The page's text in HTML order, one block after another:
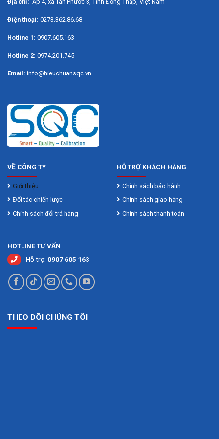
Đèn LED: Chiếu sáng bề mặt làm việc
Điện thế pin 12V
Lực đập (J) 1.1
Khả năng khoan bê tông (mm) 13
Khả năng khoan sắt (mm) 10
Khả năng khoan gỗ (mm) 13
Tốc độ đập (l/p) 0-6,575
Đánh giá bài viết
Địa chỉ: Ấp 4, xã Tân Phước 3, Tỉnh Đồng Tháp, Việt Nam
Điện thoại: 0273.362.86.68
Hotline 1: 0907.605.163
Hotline 2: 0974.201.745
Email: info@hieuchuansqc.vn
VỀ CÔNG TY
Giới thiệu
Đối tác chiến lược
Chính sách đổi trả hàng
HỖ TRỢ KHÁCH HÀNG
Chính sách bảo hành
Chính sách giao hàng
Chính sách thanh toán
HOTLINE TƯ VẤN
Hỗ trợ: 0907 605 163
THEO DÕI CHÚNG TÔI